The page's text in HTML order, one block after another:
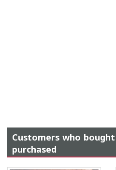
Customers who
purchased